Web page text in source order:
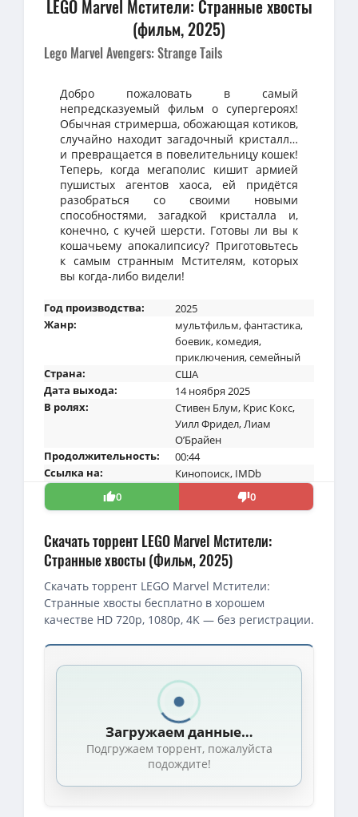
LEGO Marvel Мстители: Странные хвосты
(фильм, 2025)
Lego Marvel Avengers: Strange Tails
Добро пожаловать в самый
непредсказуемый фильм о супергероях!
Обычная стримерша, обожающая котиков,
случайно находит загадочный кристалл…
и превращается в повелительницу кошек!
Теперь, когда мегаполис кишит армией
пушистых агентов хаоса, ей придётся
разобраться со своими новыми
способностями, загадкой кристалла и,
конечно, с кучей шерсти. Готовы ли вы к
кошачьему апокалипсису? Приготовьтесь
к самым странным Мстителям, которых
вы когда-либо видели!
Год производства:
2025
Жанр:
мультфильм,фантастика,
боевик, комедия,
приключения,семейный
Страна:
США
Дата выхода:
14 ноября 2025
В ролях:
Стивен Блум, Крис Кокс,
Уилл Фридел,Лиам
О’Брайен
Продолжительность:
00:44
Ссылка на:
Кинопоиск, IMDb
0
0
Скачать торрент LEGO Marvel Мстители:
Странные хвосты (Фильм, 2025)
Скачать торрент LEGO Marvel Мстители:
Странные хвосты бесплатно в хорошем
качестве HD 720p, 1080p, 4K — без регистрации.
Скачать торрент — LEGO Marvel Мстители: Странные хвосты
1080p — LEGO Marvel Мстители: Странные хвосты / Lego
1080p — Мстители: Странные хвосты (1 сезон: 1-2 серии из 2)
Загружаем данные…
Подгружаем торрент, пожалуйста
подождите!